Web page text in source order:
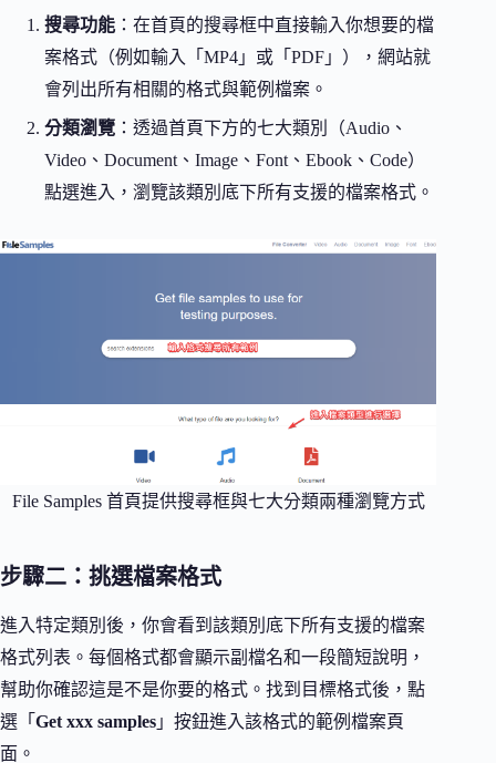
搜尋功能 ：在首頁的搜尋框中直接輸入你想要的檔
案格式（例如輸入「MP4」或「PDF」），網站就
會列出所有相關的格式與範例檔案。
分類瀏覽 ：透過首頁下方的七大類別（Audio、
Video、Document、Image、Font、Ebook、Code）
點選進入，瀏覽該類別底下所有支援的檔案格式。
File Samples 首頁提供搜尋框與七大分類兩種瀏覽方式
步驟二：挑選檔案格式
進入特定類別後，你會看到該類別底下所有支援的檔案
格式列表。每個格式都會顯示副檔名和一段簡短說明，
幫助你確認這是不是你要的格式。找到目標格式後，點
選「 Get xxx samples 」按鈕進入該格式的範例檔案頁
面。